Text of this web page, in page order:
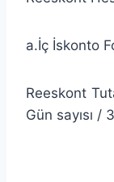
a.İç İskonto
Reeskont
Gün sayısı /